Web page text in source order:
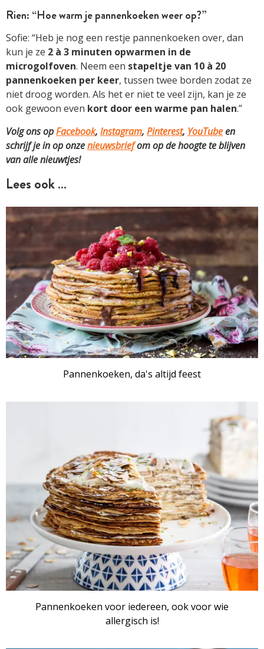
Rien: “Hoe warm je pannenkoeken weer op?”
Sofie: “Heb je nog een restje pannenkoeken over, dan
kun je ze 2 à 3 minuten opwarmen in de
microgolfoven. Neem een stapeltje van 10 à 20
pannenkoeken per keer, tussen twee borden zodat ze
niet droog worden. Als het er niet te veel zijn, kan je ze
ook gewoon even kort door een warme pan halen.”
Volg ons opFacebook, Instagram, Pinterest, YouTubeen
schrijf je in op onzenieuwsbriefom op de hoogte te blijven
van alle nieuwtjes!
Lees ook …
Pannenkoeken, da's altijd feest
Pannenkoeken voor iedereen, ook voor wie
allergisch is!